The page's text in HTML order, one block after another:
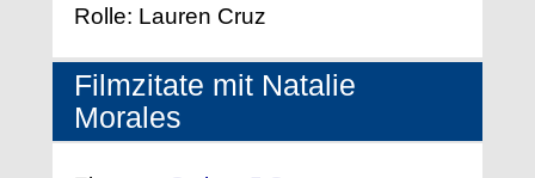
Rolle: Lauren Cruz
Filmzitate mit Natalie
Morales